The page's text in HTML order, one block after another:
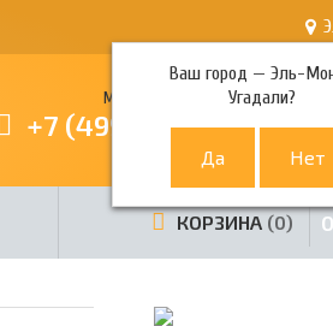
Ваш город —Эль-
Угадали?
Многоканальный телефон
+7 (499) 380-80-80
КОРЗИНА 0 0